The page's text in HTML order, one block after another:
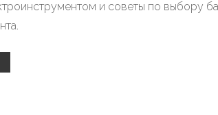
и советы по выбору